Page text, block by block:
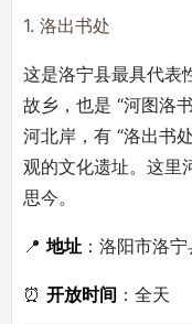
1. 洛出书处
这是洛宁县最具代表
故乡，也是 “河图洛
河北岸，有 “洛出书
观的文化遗址。这里
思今。
📍 地址 ：洛阳市洛
⏰ 开放时间 ：全天